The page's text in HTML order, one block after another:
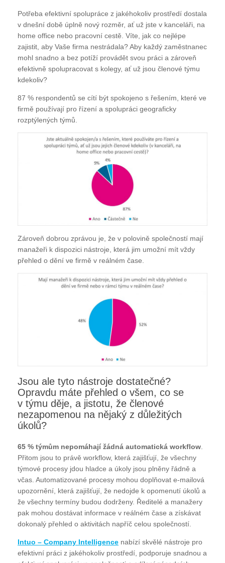
Potřeba efektivní spolupráce z jakéhokoliv prostředí dostala
v dnešní době úplně nový rozměr, ať už jste v kanceláři, na
home office nebo pracovní cestě. Víte, jak co nejlépe
zajistit, aby Vaše firma nestrádala? Aby každý zaměstnanec
mohl snadno a bez potíží provádět svou práci a zároveň
efektivně spolupracovat s kolegy, ať už jsou členové týmu
kdekoliv?
87 % respondentů se cítí být spokojeno s řešením, které ve
firmě používají pro řízení a spolupráci geograficky
rozptýlených týmů.
Zároveň dobrou zprávou je, že v polovině společností mají
manažeři k dispozici nástroje, která jim umožní mít vždy
přehled o dění ve firmě v reálném čase.
Jsou ale tyto nástroje dostatečné?
Opravdu máte přehled o všem, co se
v týmu děje, a jistotu, že členové
nezapomenou na nějaký z důležitých
úkolů?
65 % týmům nepomáhají žádná automatická workflow
Přitom jsou to právě workflow, která zajišťují, že všechny
týmové procesy jdou hladce a úkoly jsou plněny řádně a
včas. Automatizované procesy mohou doplňovat e-mailová
upozornění, která zajišťují, že nedojde k opomenutí úkolů a
že všechny termíny budou dodrženy. Ředitelé a manažery
pak mohou dostávat informace v reálném čase a získávat
dokonalý přehled o aktivitách napříč celou společností.
Intuo – Company Intelligence nabízí skvělé nástroje pro
efektivní práci z jakéhokoliv prostředí, podporuje snadnou a